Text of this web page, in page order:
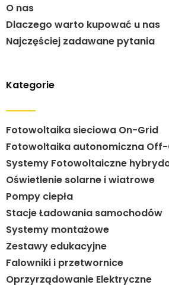
O nas
Dlaczego warto kupować u nas
Najczęściej zadawane pytania
Kategorie
Fotowoltaika sieciowa On-Grid
Fotowoltaika autonomiczna
Systemy Fotowoltaiczne
Oświetlenie solarne i wiatrowe
Pompy ciepła
Stacje Ładowania samochodów
Systemy montażowe
Zestawy edukacyjne
Falowniki i przetwornice
Oprzyrządowanie Elektryczne